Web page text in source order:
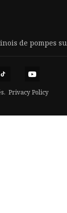
de pompes
Privacy Policy